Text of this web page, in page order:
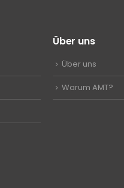
Über uns
Über uns
Warum AMT?